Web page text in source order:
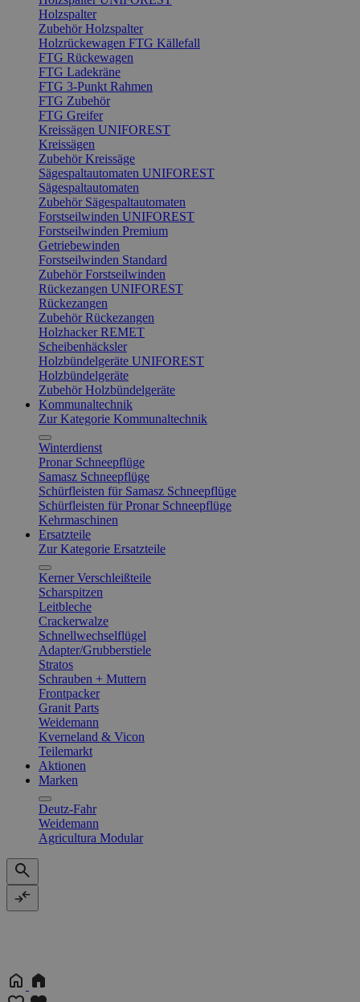
Holzspalter
Zubehör Holzspalter
Holzrückewagen FTG Källefall
FTG Rückewagen
FTG Ladekräne
FTG 3-Punkt Rahmen
FTG Zubehör
FTG Greifer
Kreissägen UNIFOREST
Kreissägen
Zubehör Kreissäge
Sägespaltautomaten UNIFOREST
Sägespaltautomaten
Zubehör Sägespaltautomaten
Forstseilwinden UNIFOREST
Forstseilwinden Premium
Getriebewinden
Forstseilwinden Standard
Zubehör Forstseilwinden
Rückezangen UNIFOREST
Rückezangen
Zubehör Rückezangen
Holzhacker REMET
Scheibenhäcksler
Holzbündelgeräte UNIFOREST
Holzbündelgeräte
Zubehör Holzbündelgeräte
Kommunaltechnik
Zur Kategorie Kommunaltechnik
Winterdienst
Pronar Schneepflüge
Samasz Schneepflüge
Schürfleisten für Samasz Schneepflüge
Schürfleisten für Pronar Schneepflüge
Kehrmaschinen
Ersatzteile
Zur Kategorie Ersatzteile
Kerner Verschleißteile
Scharspitzen
Leitbleche
Crackerwalze
Schnellwechselflügel
Adapter/Grubberstiele
Stratos
Schrauben + Muttern
Frontpacker
Granit Parts
Weidemann
Kverneland & Vicon
Teilemarkt
Aktionen
Marken
Deutz-Fahr
Weidemann
Agricultura Modular